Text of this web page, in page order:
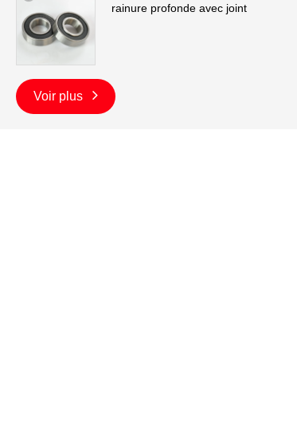
rainure profonde avec joint
Voir plus